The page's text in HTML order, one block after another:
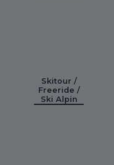
Skitour /
Freeride /
Ski Alpin